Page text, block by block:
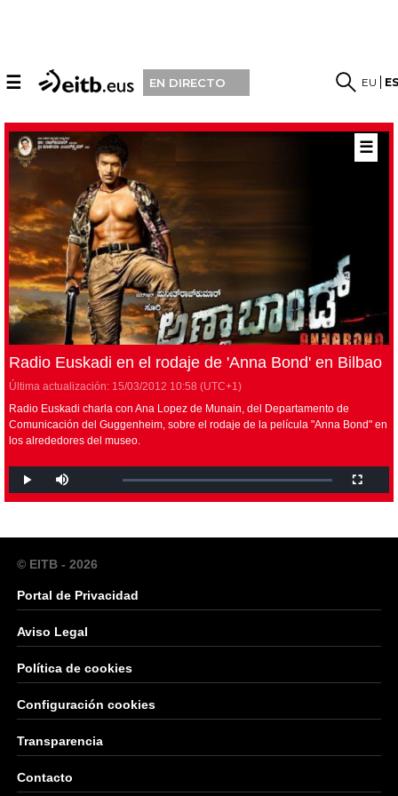
☰ EN DIRECTO EU
☰
Radio Euskadi en el rodaje de 'Anna Bond' en Bilbao
Última actualización: 15/03/2012 10:58 (UTC+1)
Radio Euskadi charla con Ana Lopez de Munain, del Departamento de
Comunicación del Guggenheim, sobre el rodaje de la película "Anna Bond" en
los alrededores del museo.
© EITB - 2026
Portal de Privacidad
Aviso Legal
Política de cookies
Configuración cookies
Transparencia
Contacto